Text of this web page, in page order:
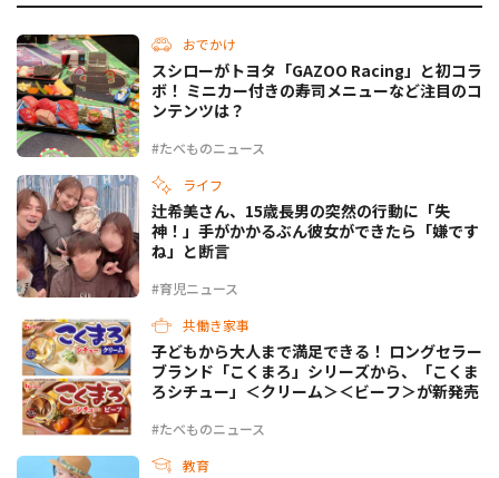
おでかけ
#たべものニュース
スシローがトヨタ「GAZOO Racing」と初コラ
ボ！ ミニカー付きの寿司メニューなど注目のコ
ンテンツは？
ライフ
#育児ニュース
辻希美さん、15歳長男の突然の行動に「失
神！」手がかかるぶん彼女ができたら「嫌です
ね」と断言
共働き家事
#たべものニュース
子どもから大人まで満足できる！ ロングセラー
ブランド「こくまろ」シリーズから、「こくま
ろシチュー」＜クリーム＞＜ビーフ＞が新発売
教育